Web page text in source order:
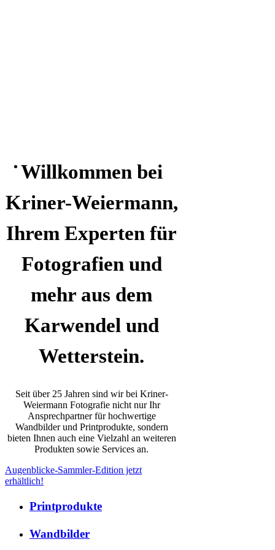
Willkommen bei
Kriner-Weiermann,
Ihrem Experten für
Fotografien und
mehr aus dem
Karwendel und
Wetterstein.
Seit über 25 Jahren sind wir bei Kriner-
Weiermann Fotografie nicht nur Ihr
Ansprechpartner für hochwertige
Wandbilder und Printprodukte, sondern
bieten Ihnen auch eine Vielzahl an weiteren
Produkten sowie Services an.
Augenblicke-Sammler-Edition jetzt
erhältlich!
Printprodukte
Wandbilder